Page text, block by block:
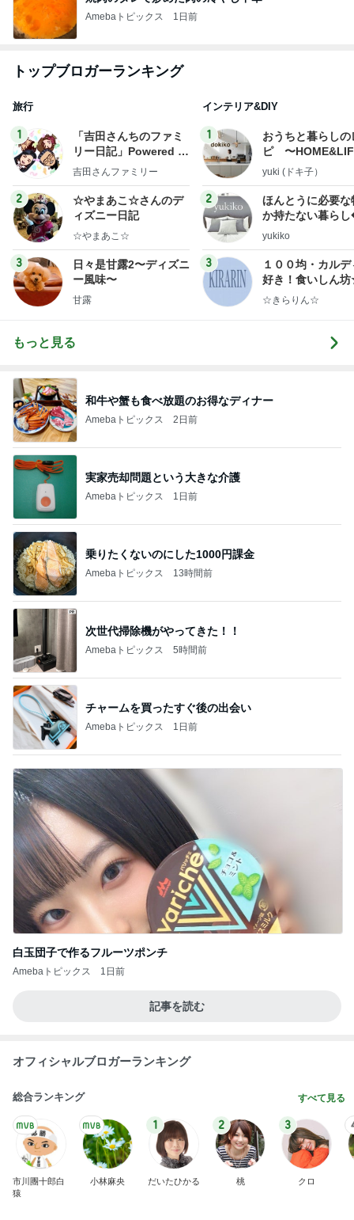
Amebaトピックス 1日前
トップブロガーランキング
旅行
1
「吉田さんちのファミ
リー日記」Powered b
y Ameba 吉田さんファ
ログ
吉田さんファミリー
2
☆やまあこ☆さんのデ
ィズニー日記
☆やまあこ☆
3
日々是甘露2〜ディズニ
ー風味〜
甘露
インテリア&DIY
1
おうちと暮らしの
ピ 〜
yuki (ドキ子）
2
ほんとうに必要な
か持たない暮ら
ep Life Simple◆
yukiko
3
１００均・カルデ
好き！食いしん
らりん☆のブログ
☆きらりん☆
もっと見る
和牛や蟹も食べ放題のお得なディナー
Amebaトピックス 2日前
実家売却問題という大きな介護
Amebaトピックス 1日前
乗りたくないのにした1000円課金
Amebaトピックス 13時間前
次世代掃除機がやってきた！！
Amebaトピックス 5時間前
チャームを買ったすぐ後の出会い
Amebaトピックス 1日前
白玉団子で作るフルーツポンチ
Amebaトピックス 1日前
記事を読む
オフィシャルブロガーランキング
総合ランキング すべて見る
市川團十郎白
猿
小林麻央
1
だいたひかる
2
桃
3
クロ